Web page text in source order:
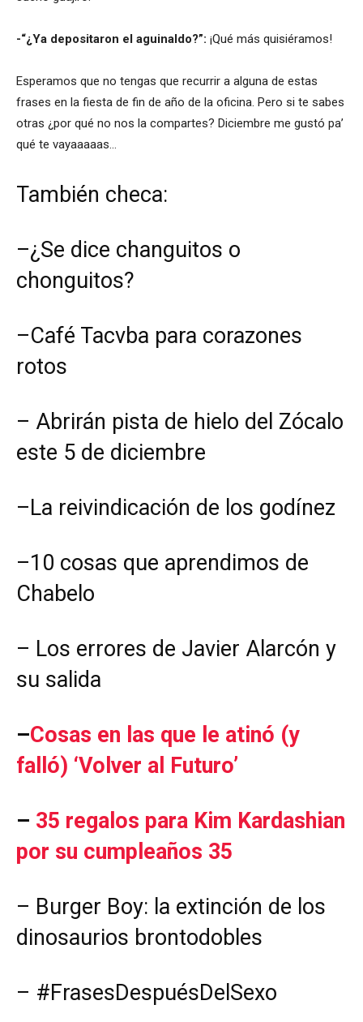
-“¿Ya depositaron el aguinaldo?”: ¡Qué más quisiéramos!
Esperamos que no tengas que recurrir a alguna de estas
frases en la fiesta de fin de año de la oficina. Pero si te sabes
otras ¿por qué no nos la compartes? Diciembre me gustó pa’
qué te vayaaaaas…
También checa:
–¿Se dice changuitos o
chonguitos?
–Café Tacvba para corazones
rotos
– Abrirán pista de hielo del Zócalo
este 5 de diciembre
–La reivindicación de los godínez
–10 cosas que aprendimos de
Chabelo
– Los errores de Javier Alarcón y
su salida
–Cosas en las que le atinó (y
falló) ‘Volver al Futuro’
– 35 regalos para Kim Kardashian
por su cumpleaños 35
– Burger Boy: la extinción de los
dinosaurios brontodobles
– #FrasesDespuésDelSexo